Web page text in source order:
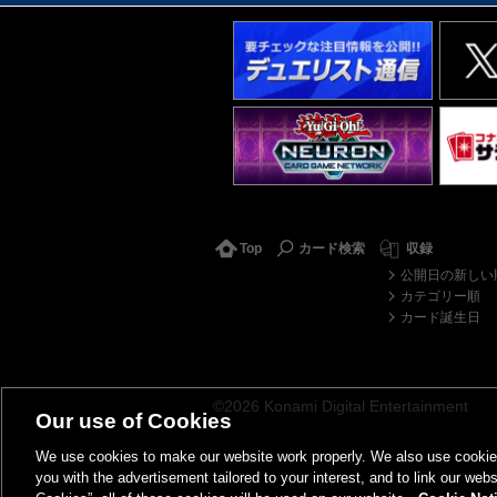
Top カード検索
収録
公開日の新しい
カテゴリー順
カード誕生日
©2026 Konami Digital Entertainment
Our use of Cookies
We use cookies to make our website work properly. We also use
you with the advertisement tailored to your interest, and to link our